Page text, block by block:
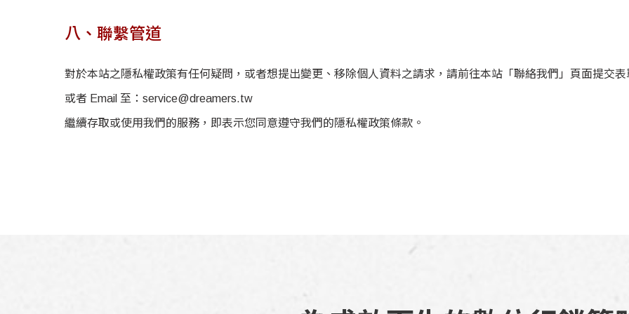
八、聯繫管道
對於本站之隱私權政策有任何疑問，或者想提出變更、移除個人資料之請求，請前往本站「聯絡我們」頁面提交表
或者 Email 至： service@dreamers.tw
繼續存取或使用我們的服務，即表示您同意遵守我們的隱私權政策條款。